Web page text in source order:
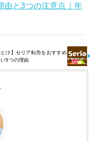
由と3つの注意点｜年
とけ】セリア転売をおすすめ
5つの理由